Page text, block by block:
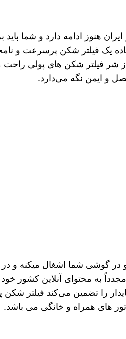
هنوز ادامه دارد و شما
یک فیلتر شکن پرسرعت و
شر فیلتر شکن های پولی راحت
و ایمن نگه می‌دارد.
در گوشی شما اشغال میکنه و